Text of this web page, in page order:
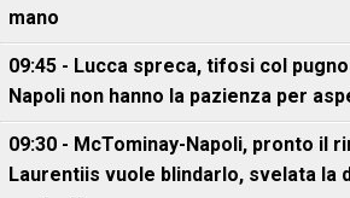
mano
09:45 - Lucca spreca, tifosi col
Napoli non hanno la pazienza per
09:30 - McTominay-Napoli, pronto il
Laurentiis vuole blindarlo, svelata la